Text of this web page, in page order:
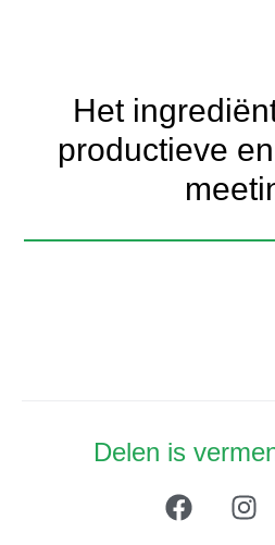
Het
productieve
Delen is